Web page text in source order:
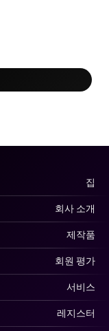
집
회사 소개
제작품
회원 평가
서비스
레지스터